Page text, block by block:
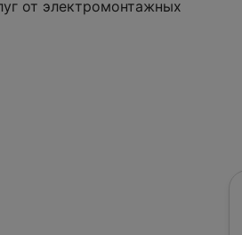
от электромонтажных